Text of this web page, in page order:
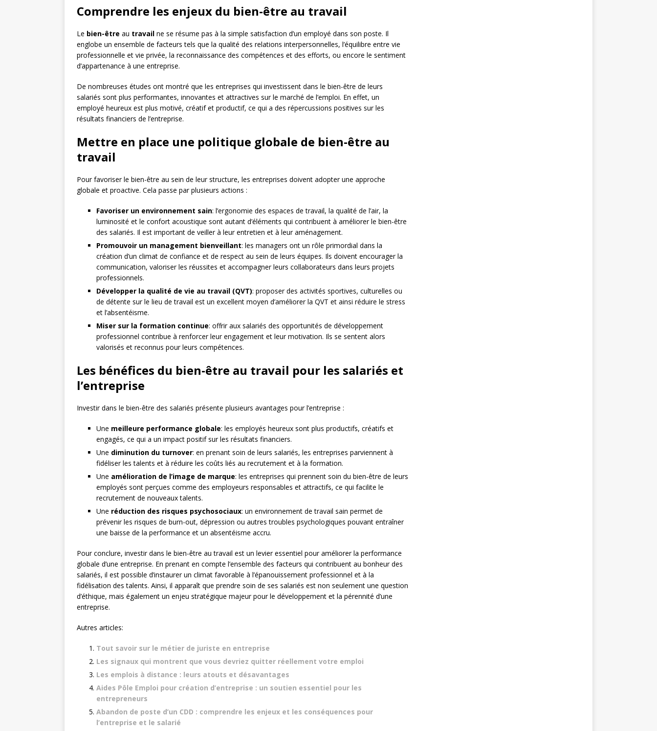
Comprendre les enjeux du bien-être au travail
Le bien-être au travail ne se résume pas à la simple satisfaction d’un employé dans son poste. Il
englobe un ensemble de facteurs tels que la qualité des relations interpersonnelles, l’équilibre entre vie
professionnelle et vie privée, la reconnaissance des compétences et des efforts, ou encore le sentiment
d’appartenance à une entreprise.
De nombreuses études ont montré que les entreprises qui investissent dans le bien-être de leurs
salariés sont plus performantes, innovantes et attractives sur le marché de l’emploi. En effet, un
employé heureux est plus motivé, créatif et productif, ce qui a des répercussions positives sur les
résultats financiers de l’entreprise.
Mettre en place une politique globale de bien-être au
travail
Pour favoriser le bien-être au sein de leur structure, les entreprises doivent adopter une approche
globale et proactive. Cela passe par plusieurs actions :
Favoriser un environnement sain: l’ergonomie des espaces de travail, la qualité de l’air, la
luminosité et le confort acoustique sont autant d’éléments qui contribuent à améliorer le bien-être
des salariés. Il est important de veiller à leur entretien et à leur aménagement.
Promouvoir un management bienveillant: les managers ont un rôle primordial dans la
création d’un climat de confiance et de respect au sein de leurs équipes. Ils doivent encourager la
communication, valoriser les réussites et accompagner leurs collaborateurs dans leurs projets
professionnels.
Développer la qualité de vie au travail (QVT): proposer des activités sportives, culturelles ou
de détente sur le lieu de travail est un excellent moyen d’améliorer la QVT et ainsi réduire le stress
et l’absentéisme.
Miser sur la formation continue: offrir aux salariés des opportunités de développement
professionnel contribue à renforcer leur engagement et leur motivation. Ils se sentent alors
valorisés et reconnus pour leurs compétences.
Les bénéfices du bien-être au travail pour les salariés et
l’entreprise
Investir dans le bien-être des salariés présente plusieurs avantages pour l’entreprise :
Une meilleure performance globale: les employés heureux sont plus productifs, créatifs et
engagés, ce qui a un impact positif sur les résultats financiers.
Une diminution du turnover: en prenant soin de leurs salariés, les entreprises parviennent à
fidéliser les talents et à réduire les coûts liés au recrutement et à la formation.
Une amélioration de l’image de marque: les entreprises qui prennent soin du bien-être de leurs
employés sont perçues comme des employeurs responsables et attractifs, ce qui facilite le
recrutement de nouveaux talents.
Une réduction des risques psychosociaux: un environnement de travail sain permet de
prévenir les risques de burn-out, dépression ou autres troubles psychologiques pouvant entraîner
une baisse de la performance et un absentéisme accru.
Pour conclure, investir dans le bien-être au travail est un levier essentiel pour améliorer la performance
globale d’une entreprise. En prenant en compte l’ensemble des facteurs qui contribuent au bonheur des
salariés, il est possible d’instaurer un climat favorable à l’épanouissement professionnel et à la
fidélisation des talents. Ainsi, il apparaît que prendre soin de ses salariés est non seulement une question
d’éthique, mais également un enjeu stratégique majeur pour le développement et la pérennité d’une
entreprise.
Autres articles:
Tout savoir sur le métier de juriste en entreprise
Les signaux qui montrent que vous devriez quitter réellement votre emploi
Les emplois à distance : leurs atouts et désavantages
Aides Pôle Emploi pour création d’entreprise : un soutien essentiel pour les
entrepreneurs
Abandon de poste d’un CDD : comprendre les enjeux et les conséquences pour
l’entreprise et le salarié